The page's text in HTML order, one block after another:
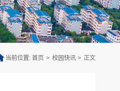
当前位置: 首页 > 校园快讯 > 正文